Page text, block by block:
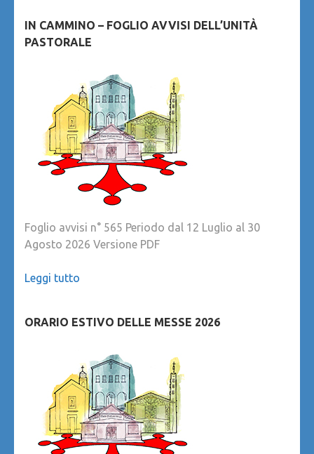
IN CAMMINO – FOGLIO AVVISI DELL’UNITÀ
PASTORALE
Foglio avvisi n° 565 Periodo dal 12 Luglio al 30
Agosto 2026 Versione PDF
Leggi tutto
ORARIO ESTIVO DELLE MESSE 2026